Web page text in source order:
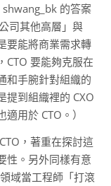
的答案
司其他高層」與
要能將商業需求轉
CTO 要能夠克服在
和手腕針對組織的
提到組織裡的 CXO
用於 CTO。）
，著重在探討這
性。另外同樣有意
域當工程師「打滾